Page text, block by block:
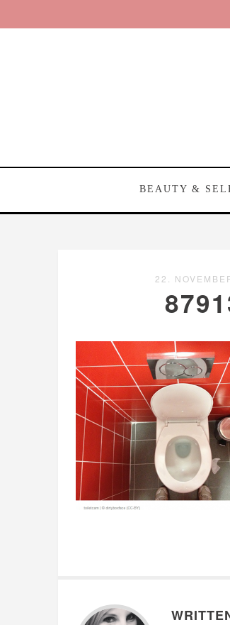
BEAUTY &
22.